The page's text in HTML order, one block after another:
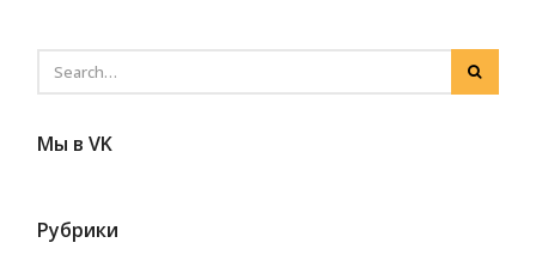
Мы в VK
Рубрики